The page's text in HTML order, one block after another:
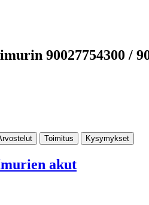
90027754300 /
Toimitus Kysymykset
akut